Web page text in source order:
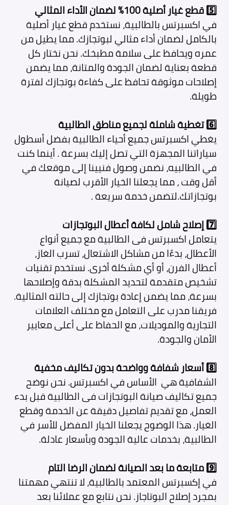
5️⃣قطع غيار أصلية 100% لضمان الأداء المثالي
في اكسبرتس بالطالبية، نستخدم قطع غيار أصلية
بالكامل لضمان أداء مثالي لبوتجازك. مما يطيل من
عمره ويحافظ على سلامة مطبخك. نحن نختار كل
قطعة بعناية لضمان الجودة والمتانة، مما يضمن
إصلاحات موثوقة تحافظ على كفاءة بوتجازك لفترة
طويلة.
6️⃣تغطية شاملة لجميع مناطق الطالبية
يغطي اكسبرتس جميع أحياء الطالبية بفضل أسطول
سياراتنا المجهزة التي تصل إليك بسرعة . أينما كنت
في الطالبيه، نضمن وصول فنيينا إلى موقعك في
أقل وقت ، مما يجعلنا الخيار الأقرب لصيانة
بوتجازاتك.لتضمن خدمة سريعة .
7️⃣إصلاح شامل لكافة أعطال البوتجازات
يتعامل اكسبرتس فى الطالبيةمع جميع أنواع
الأعطال، بدءًا من مشاكل الاشتعال، تسرب الغاز،
أعطال الفرن، أو أي مشكلة أخرى. نستخدم تقنيات
تشخيص متقدمة لتحديد المشكلة بدقة وإصلاحها
بسرعة، مما يضمن إعادة بوتجازك إلى حالته المثالية.
فريقنا مدرب على التعامل مع مختلف العلامات
التجارية والموديلات، مع الحفاظ على أعلى معايير
الأمان والجودة.
8️⃣أسعار شفافة وواضحة بدون تكاليف مخفية
الشفافية هي الأساس في اكسبرتس. نحن نوضح
جميع تكاليف صيانة البوتجازات فى الطالبيةقبل بدء
العمل، مع تقديم تفاصيل دقيقة عن الخدمة وقطع
الغيار. هذا الوضوح يجعلنا الخيار المفضل للأسر في
الطالبية، بخدمات عالية الجودة وبأسعار عادلة.
9️⃣متابعة ما بعد الصيانة لضمان الرضا التام
في إكسبرتس المعتمد بالطالبية، لا تنتهي مهمتنا
بمجرد إصلاح البوتاجاز. نحن نتابع مع عملائنا بعد